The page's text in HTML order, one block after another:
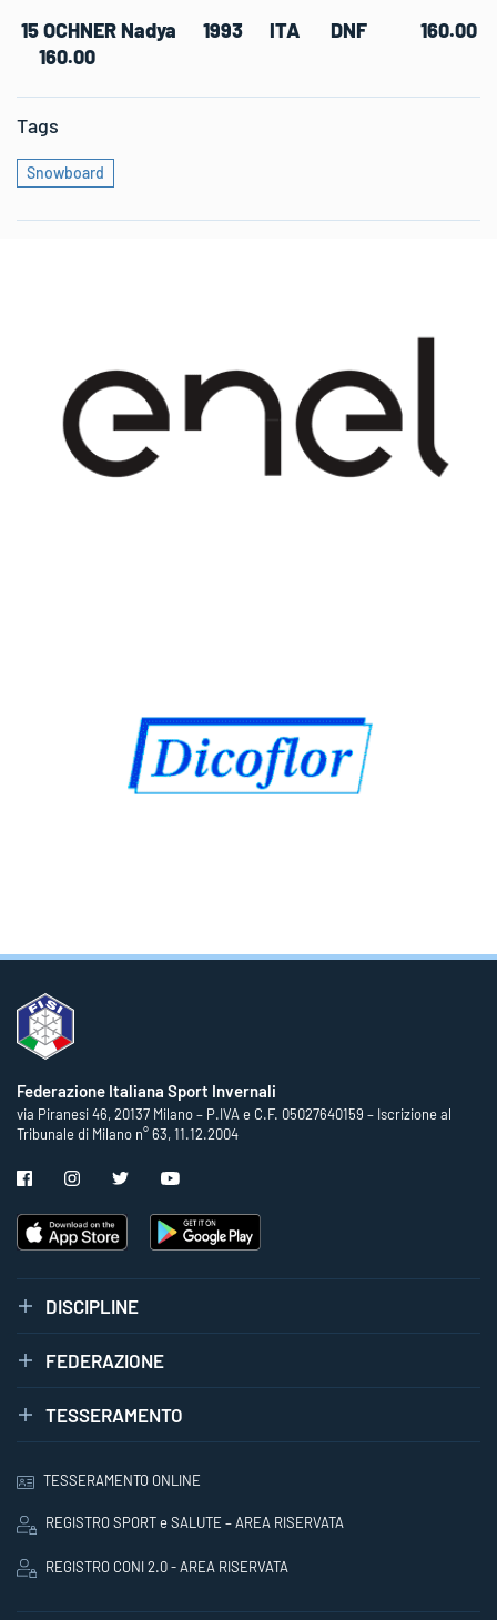
15 OCHNER Nadya 1993 ITA DNF 160.00
160.00
Tags
Snowboard
Federazione Italiana Sport Invernali
via Piranesi 46, 20137 Milano – P.IVA e C.F. 05027640159 – Iscrizione al
Tribunale di Milano n° 63, 11.12.2004
DISCIPLINE
FEDERAZIONE
TESSERAMENTO
TESSERAMENTO ONLINE
REGISTRO SPORT e SALUTE – AREA RISERVATA
REGISTRO CONI 2.0 - AREA RISERVATA